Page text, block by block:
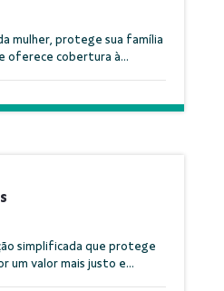
mulher, protege sua família
oferece cobertura à...
simplificada que protege
um valor mais justo e...